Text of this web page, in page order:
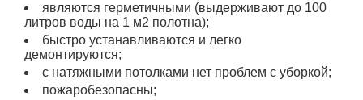
являются герметичными (выдерживают до 100
литров воды на 1 м2 полотна);
быстро устанавливаются и легко
демонтируются;
с натяжными потолками нет проблем с уборкой;
пожаробезопасны;